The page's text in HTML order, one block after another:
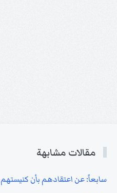
مقالات مشابهة
سابعاً: عن اعتقادهم بأن كنيستهم